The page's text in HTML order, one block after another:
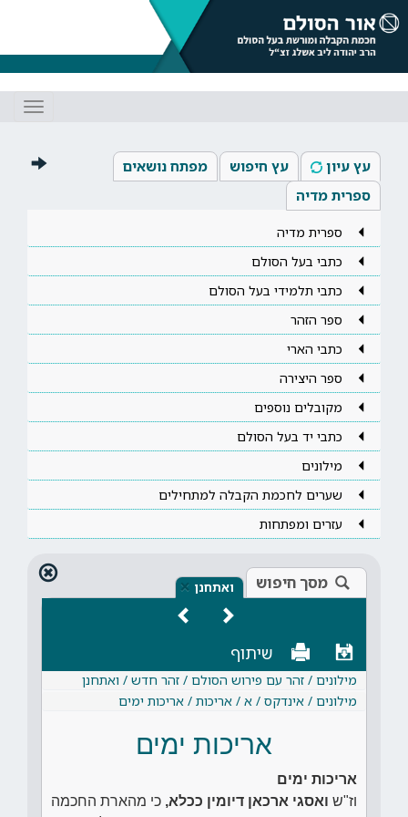
עץ עיון עץ חיפוש
מפתח נושאים
ספרית מדיה
ספרית מדיה
כתבי בעל הסולם
כתבי תלמידי בעל הסולם
ספר הזהר
כתבי הארי
ספר היצירה
מקובלים נוספים
כתבי יד בעל הסולם
מילונים
שערים לחכמת הקבלה למתחילים
עזרים ומפתחות
מסך חיפוש ואתחנן ×
שיתוף
מילונים / זהר עם פירוש הסולם / זהר חדש / ואתחנן
מילונים / אינדקס / א / אריכות / אריכות ימים
אריכות ימים
אריכות ימים
וז"ש ואסגי ארכאן דיומין ככלא, כי מהארת החכמה